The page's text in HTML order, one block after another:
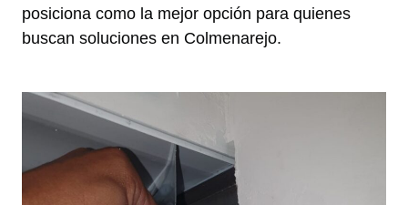
posiciona como la mejor opción para quienes
buscan soluciones en Colmenarejo.